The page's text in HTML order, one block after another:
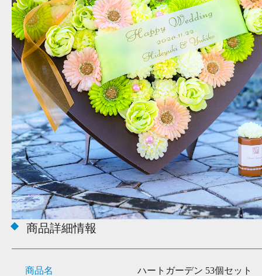
商品詳細情報
商品名 ハートガーデン 53個セット